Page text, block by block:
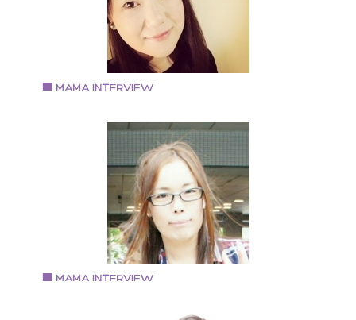
Rose お稽古サロンopen 現在、各方面で活動中
ショウメン ヨウコさん
ヘアアクセサリー＆アクセサリー作家「And you ?」
京都市在住 芸術短大のファッションデザインコースを
てアパレル業界へ 百貨店などで婦人服の販売を行う そ
後縁あってブライダル業界に転職 併設するカフェの責
者を兼任しつつ、結婚式やイベントのコーディネータ
として勤務 出産後も再びブライダル関連の仕事に携わ
も現在は退職し、2014年秋より「And you ?」を立ち上
げ作家活動を開始 小学2年生の息子と主人の3人家族